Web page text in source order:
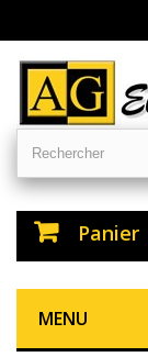
Panier
MENU